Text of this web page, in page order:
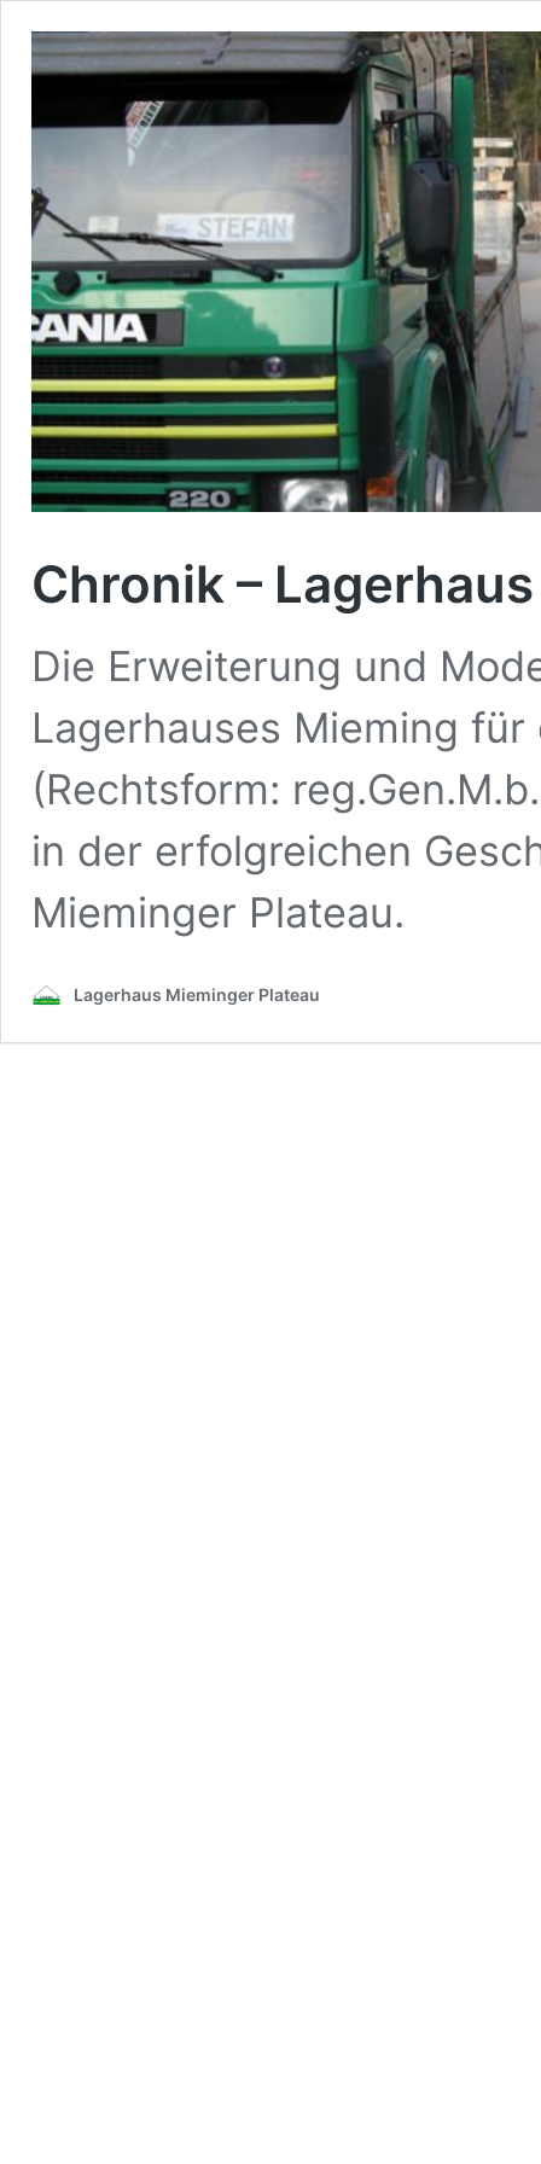
Chronik –
Die Erweiterung und
Lagerhauses Mieming
(Rechtsform:
in der erfolgreichen
Mieminger Plateau.
Lagerhaus Mieminger Plateau